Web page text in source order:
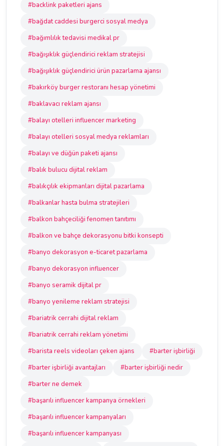
#backlink paketleri ajans
#bağdat caddesi burgerci sosyal medya
#bağımlılık tedavisi medikal pr
#bağışıklık güçlendirici reklam stratejisi
#bağışıklık güçlendirici ürün pazarlama ajansı
#bakırköy burger restoranı hesap yönetimi
#baklavacı reklam ajansı
#balayı otelleri influencer marketing
#balayı otelleri sosyal medya reklamları
#balayı ve düğün paketi ajansı
#balık bulucu dijital reklam
#balıkçılık ekipmanları dijital pazarlama
#balkanlar hasta bulma stratejileri
#balkon bahçeciliği fenomen tanıtımı
#balkon ve bahçe dekorasyonu bitki konsepti
#banyo dekorasyon e-ticaret pazarlama
#banyo dekorasyon influencer
#banyo seramik dijital pr
#banyo yenileme reklam stratejisi
#bariatrik cerrahi dijital reklam
#bariatrik cerrahi reklam yönetimi
#barista reels videoları çeken ajans
#barter işbirliği
#barter işbirliği avantajları
#barter işbirliği nedir
#barter ne demek
#başarılı influencer kampanya örnekleri
#başarılı influencer kampanyaları
#başarılı influencer kampanyası